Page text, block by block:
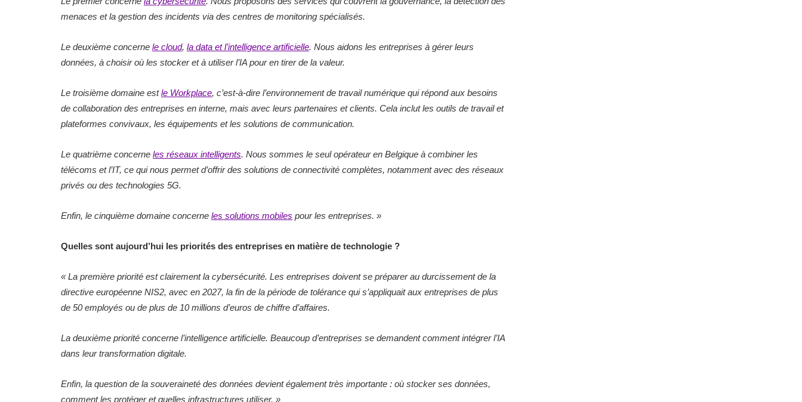
menaces et la gestion des incidents via des centres de monitoring spécialisés.
Le deuxième concerne le cloud, la data et l’intelligence artificielle. Nous aidons les entreprises à gérer leurs
données, à choisir où les stocker et à utiliser l’IA pour en tirer de la valeur.
Le troisième domaine estle Workplace, c’est-à-dire l’environnement de travail numérique qui répond aux besoins
de collaboration des entreprises en interne, mais avec leurs partenaires et clients. Cela inclut les outils de travail et
plateformes convivaux, les équipements et les solutions de communication.
Le quatrième concerne les réseaux intelligents. Nous sommes le seul opérateur en Belgique à combiner les
télécoms et l’IT, ce qui nous permet d’offrir des solutions de connectivité complètes, notamment avec des réseaux
privés ou des technologies 5G.
Enfin, le cinquième domaine concerne les solutions mobiles pour les entreprises. »
Quelles sont aujourd’hui les priorités des entreprises en matière de technologie ?
« La première priorité est clairement la cybersécurité. Les entreprises doivent se préparer au durcissement de la
directive européenne NIS2, avec en 2027, la fin de la période de tolérance qui s’appliquait aux entreprises de plus
de 50 employés ou de plus de 10 millions d’euros de chiffre d’affaires.
La deuxième priorité concerne l’intelligence artificielle. Beaucoup d’entreprises se demandent comment intégrer l’IA
dans leur transformation digitale.
Enfin, la question de la souveraineté des données devient également très importante : où stocker ses données,
comment les protéger et quelles infrastructures utiliser. »